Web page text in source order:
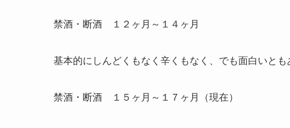
禁酒・断酒 １２ヶ月～１４ヶ月
基本的にしんどくもなく辛くもなく、でも面白いとも
禁酒・断酒 １５ヶ月～１７ヶ月（現在）